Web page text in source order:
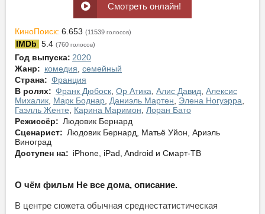
Смотреть онлайн!
КиноПоиск: 6.653 (11539 голосов)
IMDb 5.4 (760 голосов)
Год выпуска: 2020
Жанр: комедия семейный
Страна: Франция
В ролях: Франк Дюбоск Ор Атика Алис Давид Алексис
Михалик Марк Боднар Даниэль Мартен Элена Ногуэрра
Гаэлль Женте
Карина Маримон
Лоран Бато
Режиссёр: Людовик Бернард
Сценарист: Людовик Бернард, Матьё Уйон, Ариэль
Виноград
Доступен на: iPhone, iPad, Android и Смарт-ТВ
О чём фильм Не все дома, описание.
В центре сюжета обычная среднестатистическая